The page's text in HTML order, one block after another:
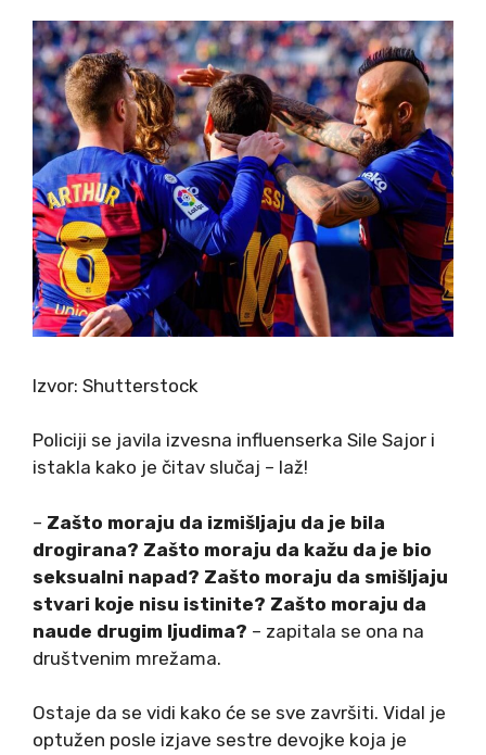
Izvor: Shutterstock
Policiji se javila izvesna influenserka Sile Sajor i
istakla kako je čitav slučaj – laž!
– Zašto moraju da izmišljaju da je bila
drogirana? Zašto moraju da kažu da je bio
seksualni napad? Zašto moraju da smišljaju
stvari koje nisu istinite? Zašto moraju da
naude drugim ljudima? – zapitala se ona na
društvenim mrežama.
Ostaje da se vidi kako će se sve završiti. Vidal je
optužen posle izjave sestre devojke koja je